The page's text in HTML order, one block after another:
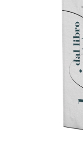
AGGIUNGI